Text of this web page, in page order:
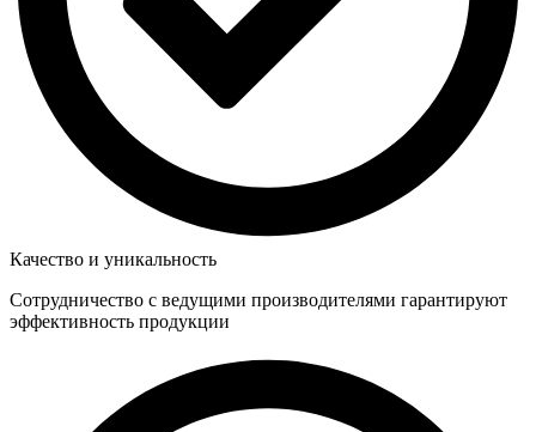
Качество и уникальность
Сотрудничество с ведущими производителями гарантируют
эффективность продукции